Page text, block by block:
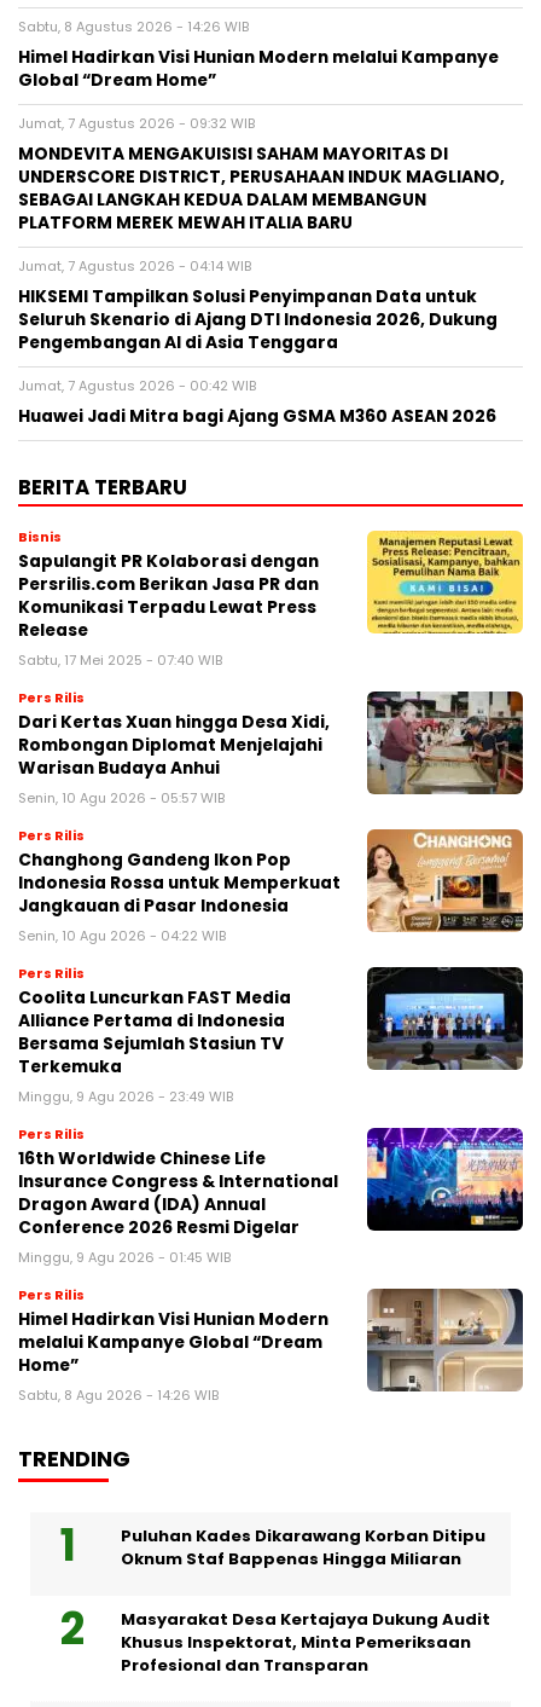
Sabtu, 8 Agustus 2026 - 14:26 WIB
Himel Hadirkan Visi Hunian Modern melalui Kampanye
Global “Dream Home”
Jumat, 7 Agustus 2026 - 09:32 WIB
MONDEVITA MENGAKUISISI SAHAM MAYORITAS DI
UNDERSCORE DISTRICT, PERUSAHAAN INDUK MAGLIANO,
SEBAGAI LANGKAH KEDUA DALAM MEMBANGUN
PLATFORM MEREK MEWAH ITALIA BARU
Jumat, 7 Agustus 2026 - 04:14 WIB
HIKSEMI Tampilkan Solusi Penyimpanan Data untuk
Seluruh Skenario di Ajang DTI Indonesia 2026, Dukung
Pengembangan AI di Asia Tenggara
Jumat, 7 Agustus 2026 - 00:42 WIB
Huawei Jadi Mitra bagi Ajang GSMA M360 ASEAN 2026
BERITA TERBARU
Bisnis
Sapulangit PR Kolaborasi dengan
Persrilis.com Berikan Jasa PR dan
Komunikasi Terpadu Lewat Press
Release
Sabtu, 17 Mei 2025 - 07:40 WIB
Pers Rilis
Dari Kertas Xuan hingga Desa Xidi,
Rombongan Diplomat Menjelajahi
Warisan Budaya Anhui
Senin, 10 Agu 2026 - 05:57 WIB
Pers Rilis
Changhong Gandeng Ikon Pop
Indonesia Rossa untuk Memperkuat
Jangkauan di Pasar Indonesia
Senin, 10 Agu 2026 - 04:22 WIB
Pers Rilis
Coolita Luncurkan FAST Media
Alliance Pertama di Indonesia
Bersama Sejumlah Stasiun TV
Terkemuka
Minggu, 9 Agu 2026 - 23:49 WIB
Pers Rilis
16th Worldwide Chinese Life
Insurance Congress & International
Dragon Award (IDA) Annual
Conference 2026 Resmi Digelar
Minggu, 9 Agu 2026 - 01:45 WIB
Pers Rilis
Himel Hadirkan Visi Hunian Modern
melalui Kampanye Global “Dream
Home”
Sabtu, 8 Agu 2026 - 14:26 WIB
TRENDING
Puluhan Kades Dikarawang Korban Ditipu
Oknum Staf Bappenas Hingga Miliaran
Masyarakat Desa Kertajaya Dukung Audit
Khusus Inspektorat, Minta Pemeriksaan
Profesional dan Transparan